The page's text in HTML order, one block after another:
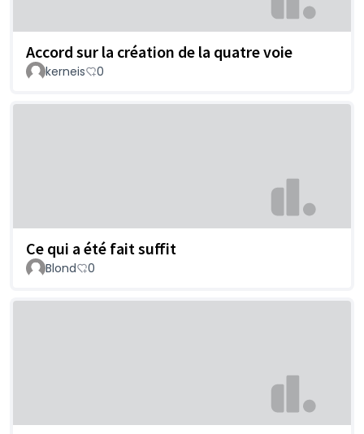
Accord sur la création de la quatre voie
kerneis 0
Ce qui a été fait suffit
Blond 0